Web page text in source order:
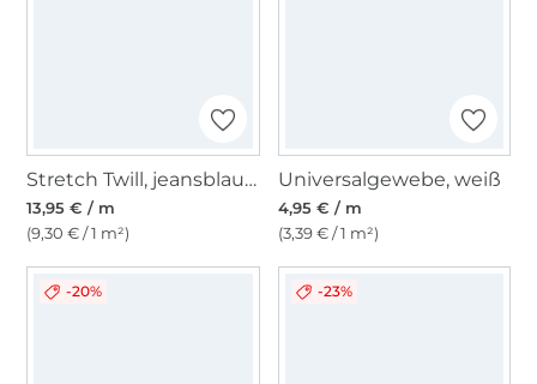
Stretch Twill, jeansblau meliert
13,95 € / m
(9,30 € / 1 m²)
Universalgewebe, weiß
4,95 € / m
(3,39 € / 1 m²)
-20% -23%